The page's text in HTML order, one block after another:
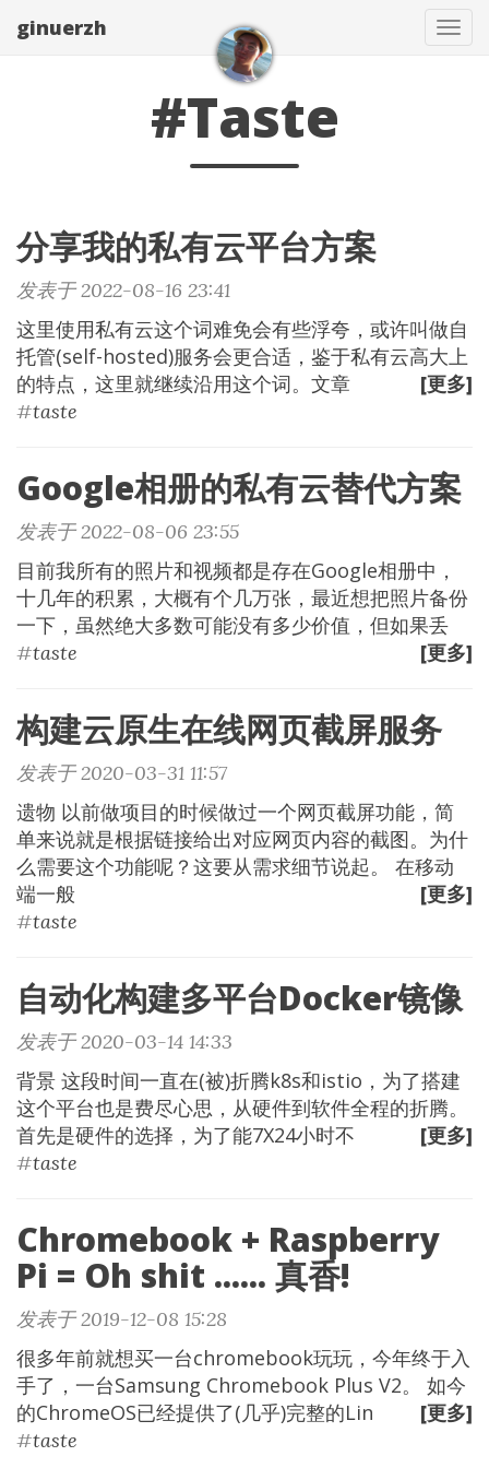
ginuerzh
#Taste
分享我的私有云平台方案
发表于 2022-08-16 23:41
这里使用私有云这个词难免会有些浮夸，或许叫做自
托管(self-hosted)服务会更合适，鉴于私有云高大上
的特点，这里就继续沿用这个词。文章
[更多]
#taste
Google相册的私有云替代方案
发表于 2022-08-06 23:55
目前我所有的照片和视频都是存在Google相册中，
十几年的积累，大概有个几万张，最近想把照片备份
一下，虽然绝大多数可能没有多少价值，但如果丢
[更多]
#taste
构建云原生在线网页截屏服务
发表于 2020-03-31 11:57
遗物 以前做项目的时候做过一个网页截屏功能，简
单来说就是根据链接给出对应网页内容的截图。为什
么需要这个功能呢？这要从需求细节说起。 在移动
端一般
[更多]
#taste
自动化构建多平台Docker镜像
发表于 2020-03-14 14:33
背景 这段时间一直在(被)折腾k8s和istio，为了搭建
这个平台也是费尽心思，从硬件到软件全程的折腾。
首先是硬件的选择，为了能7X24小时不
[更多]
#taste
Chromebook + Raspberry
Pi = Oh shit ...... 真香!
发表于 2019-12-08 15:28
很多年前就想买一台chromebook玩玩，今年终于入
手了，一台Samsung Chromebook Plus V2。 如今
的ChromeOS已经提供了(几乎)完整的Lin
[更多]
#taste